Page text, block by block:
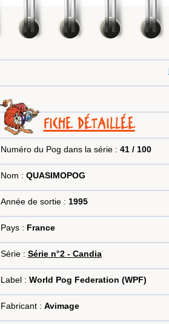
FICHE DÉTAILLÉE
Numéro du Pog dans la série : 41 / 100
Nom : QUASIMOPOG
Année de sortie : 1995
Pays : France
Série : Série n°2 - Candia
Label : World Pog Federation (WPF)
Fabricant : Avimage